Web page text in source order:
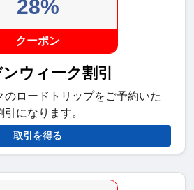
28%
クーポン
ウィーク割引
のロードトリップをご予約いた
になります。
取引を得る